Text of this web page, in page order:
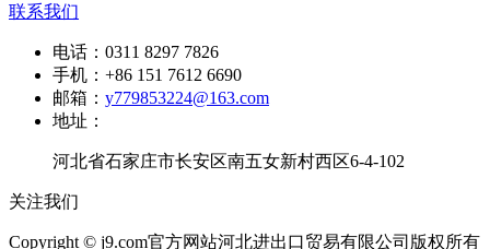
联系我们
电话： 0311 8297 7826
手机： +86 151 7612 6690
邮箱： y779853224@163.com
地址：
河北省石家庄市长安区南五女新村西区6-4-102
关注我们
Copyright © j9.com官方网站河北进出口贸易有限公司版权所有